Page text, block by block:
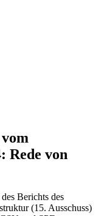
Rede von
Berichts des
(15. Ausschuss)